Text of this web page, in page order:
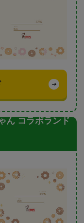
ん コラボランド